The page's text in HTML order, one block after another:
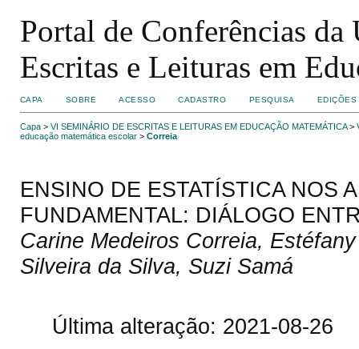
Portal de Conferências
Escritas e Leituras em
CAPA SOBRE ACESSO CADASTRO PESQUISA EDIÇÕES
Capa> VI SEMINÁRIO DE ESCRITAS E LEITURAS EM EDUCAÇÃO MATEMÁTICA>
educação matemática escolar> Correia
ENSINO DE ESTATÍSTICA NOS
FUNDAMENTAL: DIÁLOGO
Carine Medeiros Correia,
Silveira da Silva, Suzi Samá
Última alteração: 2021-08-26